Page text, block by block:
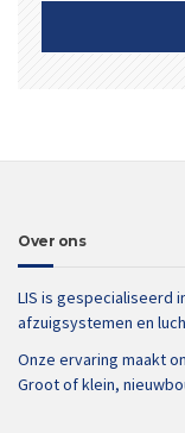
Over ons
LIS is gespecialiseerd
afzuigsystemen en
Onze ervaring maakt
Groot of klein,